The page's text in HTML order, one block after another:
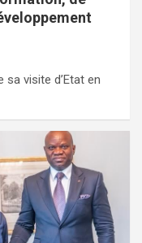
sa visite d’Etat en